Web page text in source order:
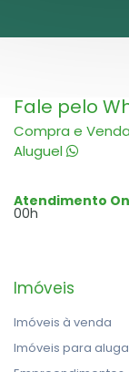
Fale pelo
Compra e Venda
Aluguel
Atendimento
00h
Imóveis
Imóveis à venda
Imóveis para